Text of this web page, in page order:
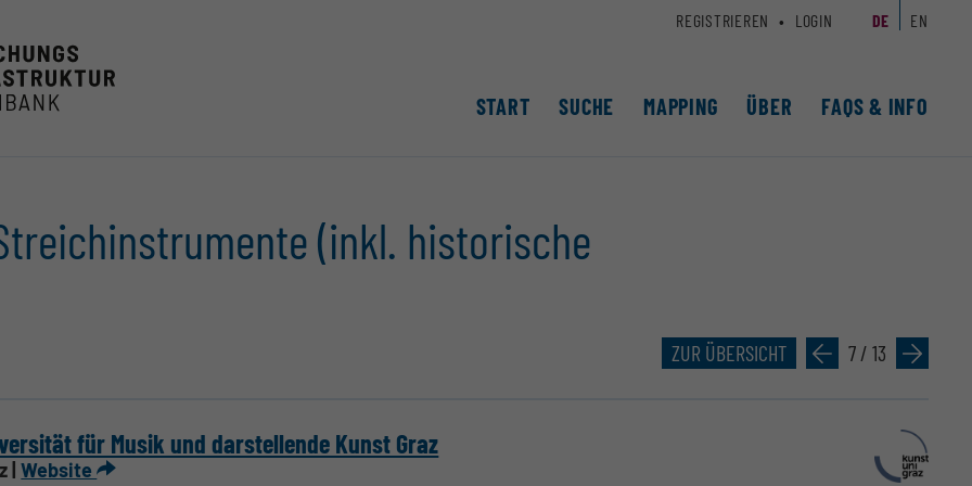
START SUCHE MAPPING ÜBER FAQS & INFO
REGISTRIEREN LOGIN DE EN
(inkl. histo­rische
ZUR ÜBERSICHT » 7 / 13 »
für Musik und darstellende Kunst Graz
|Website